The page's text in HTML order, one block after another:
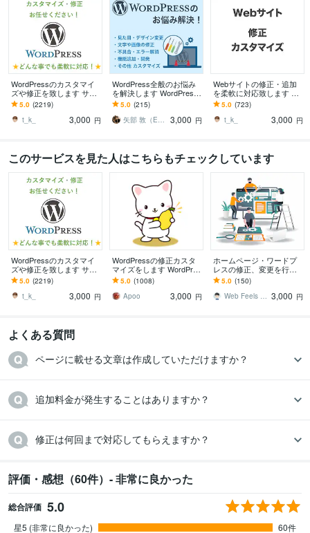
WordPressのカスタマイ
ズや修正を致します サイ
トのカスタマイズ・レイ
アウト変更致します
5.0 (2219)
t_k_
3,000 円
WordPress全般のお悩み
を解決します WordPress
の修正、カスタマイズ、
問題解決などお任せ！
5.0 (215)
矢部 敦（Edel Hearts）
3,000 円
Webサイトの修正・追加
を柔軟に対応致します 静
的サイトや外部プラット
フォームなどの修正をお
手伝いします。
5.0 (723)
t_k_
3,000 円
このサービスを見た人はこちらもチェックしています
WordPressのカスタマイ
ズや修正を致します サイ
トのカスタマイズ・レイ
アウト変更致します
5.0 (2219)
t_k_
3,000 円
WordPressの修正カスタ
マイズをします WordPres
sのカスタマイズ・修正お
手伝い！
5.0 (1008)
Apoo
3,000 円
ホームページ・ワードプ
レスの修正、変更を行い
ます HTML、CSSによる
デザイン、レイアウト修
正、画像差し替え
5.0 (150)
Web Feels ケイ 3,000 円
よくある質問
ページに載せる文章は作成していただけますか？
追加料金が発生することはありますか？
修正は何回まで対応してもらえますか？
評価・感想（60件）- 非常に良かった
総合評価 5.0
星5 (非常に良かった)
60件